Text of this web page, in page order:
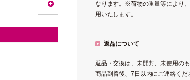
なります。※荷物の重量等により
用いたします。
返品について
返品・交換は、未開封、未使用のも
商品到着後、7日以内にご連絡く